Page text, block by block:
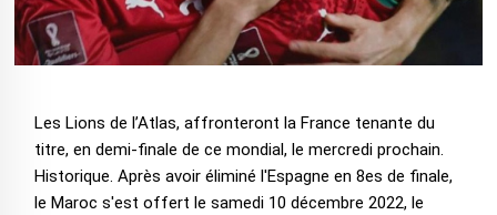
Les Lions de l’Atlas, affronteront la France tenante du
titre, en demi-finale de ce mondial, le mercredi prochain.
Historique. Après avoir éliminé l'Espagne en 8es de finale,
le Maroc s'est offert le samedi 10 décembre 2022, le